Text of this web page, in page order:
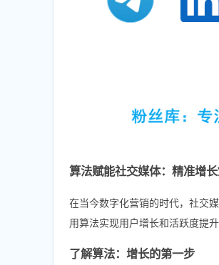
算法赋能社交媒体：精准增
在当今数字化营销的时代，社交
用算法实现用户增长和活跃度提
了解算法：增长的第一步